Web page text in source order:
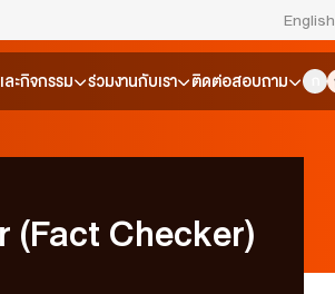
English
สมัครงาน/ฝึกงาน
ละกิจกรรม ร่วมงานกับเรา ติดต่อสอบถาม
(Fact Checker)